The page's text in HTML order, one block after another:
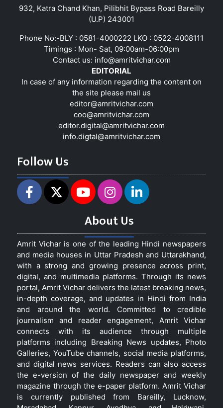
932, Katra Chand Khan, Pilibhit Bypass Road Bareilly
(U.P) 243001
Phone No:-BLY : 0581-4000222 LKO : 0522-4008111
Timings : Mon- Sat, 09:00am-06:00pm
Contact us: info@amritvichar.com
EDITORIAL
In case of any information regarding the content on
the site please mail us
editor@amritvichar.com
coo@amritvichar.com
editor.digital@amritvichar.com
info.digtal@amritvichar.com
Follow Us
About Us
Amrit Vichar is one of the leading Hindi newspapers
and media houses in Uttar Pradesh and Uttarakhand,
with a strong and growing presence across print,
digital, and multimedia platforms. Through its news
portal, Amrit Vichar delivers the latest breaking news,
in-depth coverage, and updates in Hindi from India
and around the world. Committed to credible
journalism and reader engagement, Amrit Vichar
connects with its audience through multiple
platforms including Breaking News updates, Photo
Galleries, YouTube channels, social media platforms,
and digital news services. Readers can also access
the e-version of the daily newspaper and weekly
magazine through the e-paper platform. Amrit Vichar
is currently published from Bareilly, Lucknow,